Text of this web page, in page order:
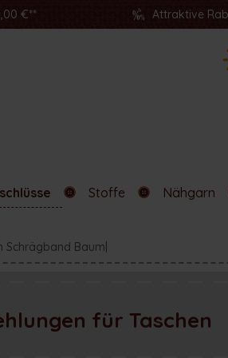
€** Attraktive
Stoffe Nähgarn
für Taschen